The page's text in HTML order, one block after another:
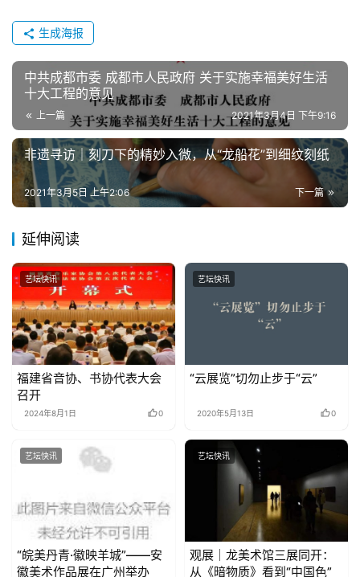
生成海报
中共成都市委 成都市人民政府 关于实施幸福美好生活
十大工程的意见
上一篇 2021年3月4日 下午9:16
非遗寻访｜刻刀下的精妙入微，从“龙船花”到细纹刻纸
下一篇
2021年3月5日 上午2:06
延伸阅读
艺坛快讯
福建省音协、书协代表大会
召开
2024年8月1日 0
艺坛快讯
“云展览”切勿止步于“云”
2020年5月13日 0
艺坛快讯
“皖美丹青·徽映羊城”——安
徽美术作品展在广州举办
艺坛快讯
观展｜龙美术馆三展同开：
从《暗物质》看到“中国色”